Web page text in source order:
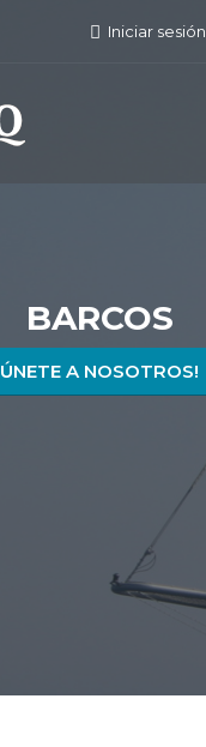
Iniciar sesión
BARCOS
ÚNETE A NOSOTROS!